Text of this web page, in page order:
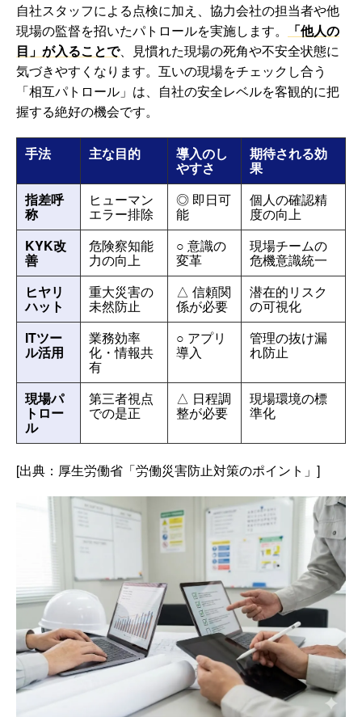
自社スタッフによる点検に加え、協力会社の担当者や他
現場の監督を招いたパトロールを実施します。
「他人の
目」が入ることで、見慣れた現場の死角や不安全状態に
気づきやすくなります。互いの現場をチェックし合う
「相互パトロール」は、自社の安全レベルを客観的に把
握する絶好の機会です。
手法 主な目的 導入のし
やすさ
期待される効
果
指差呼
称
ヒューマン
エラー排除
◎ 即日可
能
個人の確認精
度の向上
KYK改
善
危険察知能
力の向上
○ 意識の
変革
現場チームの
危機意識統一
ヒヤリ
ハット
重大災害の
未然防止
△ 信頼関
係が必要
潜在的リスク
の可視化
ITツー
ル活用
業務効率
化・情報共
有
○ アプリ
導入
管理の抜け漏
れ防止
現場パ
トロー
ル
第三者視点
での是正
△ 日程調
整が必要
現場環境の標
準化
[出典：厚生労働省「労働災害防止対策のポイント」]